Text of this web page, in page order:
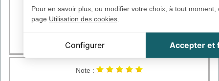
Auteur :
Antoine H
Avis posté le : 18-09-2020
Excellentes sensations
Note :
Pour en savoir plus, ou modifier votre choix, à tout moment,
page Utilisation des cookies
Cookie de session, indispensable à la navigation sur le
Captcha présenté en cas d'un trop grand nombre de
Configurer Accepter et